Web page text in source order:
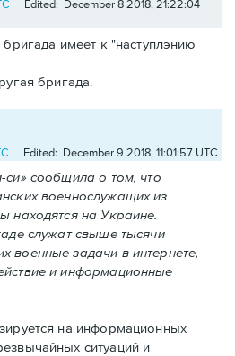
Edited: December 8 2018, 21:22:04
имеет к "наступлэнию
бригада.
Edited: December 9 2018, 11:01:57 UTC
си» сообщила о том, что
военнослужащих из
находятся на Украине.
служат свыше тысячи
военные задачи в интернете,
и информационные
на информационных
ситуаций и